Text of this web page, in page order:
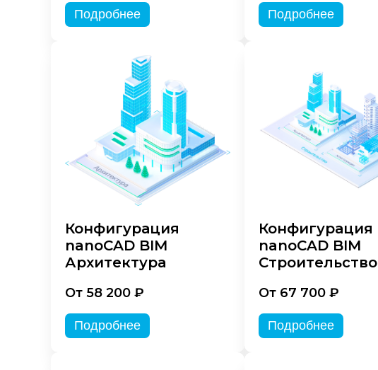
Подробнее Подробнее
Конфигурация
nanoCAD BIM
Архитектура
От 58 200 ₽
Подробнее
Конфигурация
nanoCAD BIM
Строительство
От 67 700 ₽
Подробнее